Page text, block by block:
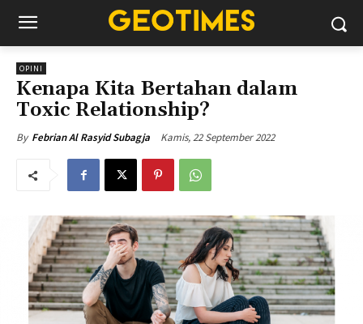
OPINI
Kenapa Kita Bertahan dalam
Toxic Relationship?
By Febrian Al Rasyid Subagja Kamis, 22 September 2022